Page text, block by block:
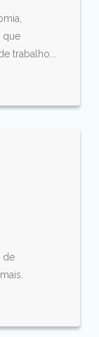
que
trabalho...
de